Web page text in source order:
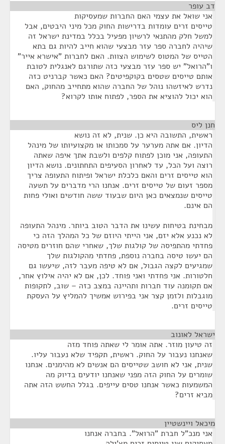
דב עופר
אני שואל את עצמי האם החברות שמעסיקות
טייסים זרים עומדות בדרישות החוק מכל מיני היבטים, אבל
למשל חלק מהתנאי לרשיון מפעיל בכלל במדינת ישראל זה
שיהיה לחברה ספר עזר מבצעי שהוא חייב להיות גם בתא
הטייס של המטוס לשימוש הצוות. האם לחברות "אישרא אייר"
ו"הרואל" יש ספר עזר מבצעי כזה שתורגם לאנגלית לטובת
אותם טייסים שטסים בקוקפיטים? האם כאשר קברניט כזה
נדרש לאיזשהו נוהל של החברה שהוא מתחייב מהחוק, האם
הוא יכול להוציא את הספר, לפתוח אותו לקרוא?
חנן ליס
ראשית, התשובה היא כן. שנית, לא זה נושא
הדיון. אם אתה מערער על סמכותו או מקצועיותו של מינהל
התעופה, אני מוכן לפתוח קלפים ולשבת אתך איפה שאתה
רוצה ועל הכל, עד לאחרון הסעיפים התחתונים. נושא הדיון
הוא טייסים זרים והאם כלכלת ישראל ופיתוח התעופה צריך
מספר זעום של טייסים זרים. אנחנו הרי מדברים על תשעה
טייסים שנמצאים כאן היום שבעוד ששה חודשים ואולי פחות
הם אינם.
מבחינת בטיחות עשינו את הדבר הטוב ביותר. מינהל התעופה
לא נכנע אלא יזם, אני הייתי היוזם של כל המהלך הזה כי
פחדתי מהתפיסה של קולגות שלך, שאחרי שהם חוזרים מטיסה
הם יעשו טיסה בחברה נוספת, פחדתי מהקולגות שלך
שמגיעים לקצה הגבול, אם לא טיפה מעבר לזה, שיעשו גם
חלטורות. אני פחדתי ואני פוחד. לכן, אם לא יהיה אילוץ אחר,
אם תקומנה עוד חברות ותהיינה במצב כזה – שוב, לתקופות
מוגבלות ולזמן קצר אני בפירוש אמשיך להמליץ על העסקת
טייסים זרים.
ישראל לאונוב
זה טיעון מוזר. אתה אומר לי שאתה פוחד מזה
שאנחנו נעבור על החוק. ראשית, תקפיד שלא נעבור עליו.
שנית, אני לא חושב שטייסים הם אנשים לא מהימנים. אנחנו
שומרים על החוק הזה מפני שאנחנו יודעים בדיוק מה
המשמעות כאשר אנחנו טסים עייפים. בגלל החשש הזה אתה
מביא זרים?
מיכאל ויינשטיין
אני מנכ"ל חברת "הרואל". בחברה אנחנו